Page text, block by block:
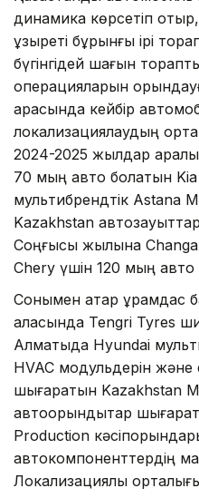
динамика көрсетіп
құзыреті бұрынғы ірі
бүгінгідей шағын
операцияларын
арқасында кейбір
локализациялаудың
2024-2025 жылдар
70 мың авто болатын
мультибрендтік Astana
Kazakhstan
Соңғысы жылына
Chery үшін 120 мың
Сонымен қатар құрамдас
қаласында Tengri Tyres
Алматыда Hyundai
HVAC модульдерін
шығаратын Kazakhstan
автоорындықтар
Production
автокомпоненттердің
Локализациялық